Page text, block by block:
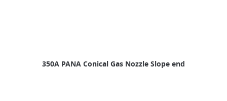
350A PANA Conical Gas Nozzle Slope end